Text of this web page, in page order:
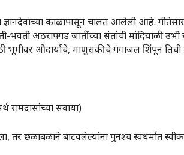
ज्ञानदेवांच्या काळापासून चालत आलेली आहे.
भवती अठरापगड जातींच्या संतांची मांदियाळी
भूमीवर औदार्याचे, माणुसकीचे गंगाजल शिंपून
रामदासांच्या सवाया)
तर छळाबळाने बाटवलेल्यांना पुनश्च स्वधर्मात